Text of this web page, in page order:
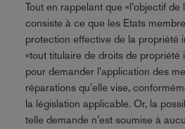
Tout en rappelant que «l’objectif
consiste à ce que les Etats
protection effective de la propriété
«tout titulaire de droits de propriété
pour demander l’application des
réparations qu’elle vise,
la législation applicable. Or, la
telle demande n’est soumise à